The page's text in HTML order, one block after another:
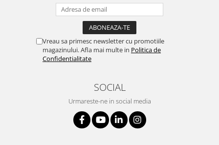
Vreau sa primesc newsletter cu promotiile
magazinului. Afla mai multe in Politica de
Confidentialitate
SOCIAL
Urmareste-ne in social media